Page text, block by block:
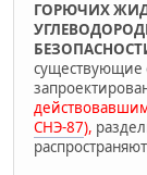
ГОРЮЧИХ
существующие
СНЭ-87),